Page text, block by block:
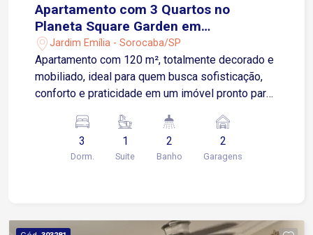
Apartamento com 3 Quartos no
Planeta Square Garden em
Sorocaba/SP
Jardim Emília - Sorocaba/SP
Apartamento com 120 m², totalmente decorado e
mobiliado, ideal para quem busca sofisticação,
conforto e praticidade em um imóvel pronto para
empreendimento moderno com excelente padrão
construtivo e infraestrutura completa. Sobre o
apartamento: 3 quartos, sendo 1 suíte com closet
planejados de alto padrão Garagem: 2 vagas
3
Dorm.
1
Suite
2
Banho
2
Garagens